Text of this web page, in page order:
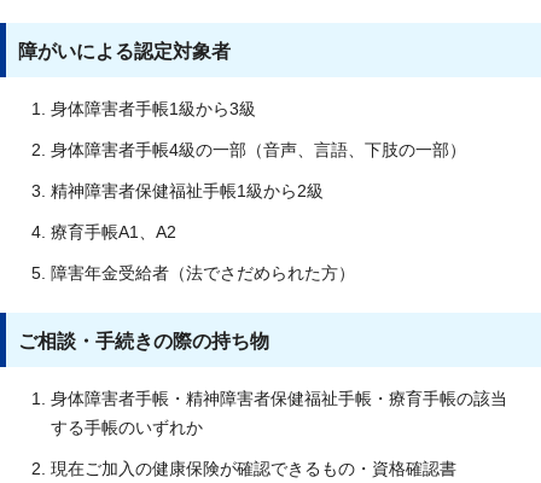
障がいによる認定対象者
身体障害者手帳1級から3級
身体障害者手帳4級の一部（音声、言語、下肢の一部）
精神障害者保健福祉手帳1級から2級
療育手帳A1、A2
障害年金受給者（法でさだめられた方）
ご相談・手続きの際の持ち物
身体障害者手帳・精神障害者保健福祉手帳・療育手帳の該当
する手帳のいずれか
現在ご加入の健康保険が確認できるもの・資格確認書